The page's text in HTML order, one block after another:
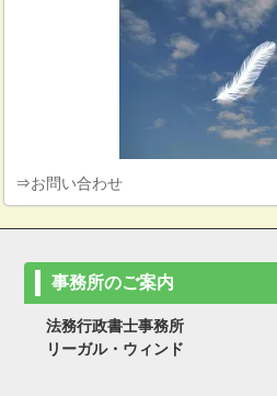
⇒お問い合わせ
事務所のご案内
法務行政書士事務所
リーガル・ウィンド